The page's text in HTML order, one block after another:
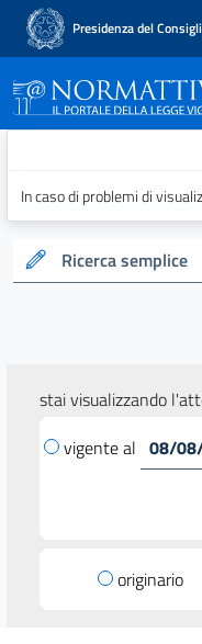
Presidenza del
In caso di problemi di
Ricerca semplice
stai visualizzando
vigente al
originario